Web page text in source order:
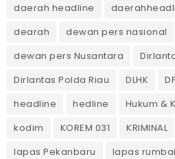
daerah headline
dearah
dewan pers nasional
dewan pers Nusantara
Dirlantas Polda Riau
DLHK
headline
hedline Hukum &
kodim
KOREM 031 KRIMINAL
lapas Pekanbaru
lapas rumbai